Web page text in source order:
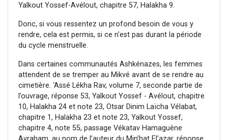
Yalkout Yossef-Avélout, chapitre 57, Halakha 9.
Donc, si vous ressentez un profond besoin de vous y
rendre, cela est permis, si ce n'est pas durant la période
du cycle menstruelle.
Dans certaines communautés Ashkénazes, les femmes
attendent de se tremper au Mikvé avant de se rendre au
cimetière. ‘Assé Lékha Rav, volume 7, seconde partie de
l’ouvrage, réponse 53, Yalkout Yossef - Avélout, chapitre
10, Halakha 24 et note 23, Otsar Dinim Laïcha Vélabat,
chapitre 1, Halakha 23 et note 23, Yalkout Yossef,
chapitre 4, note 55, passage Vékatav Hamaguène